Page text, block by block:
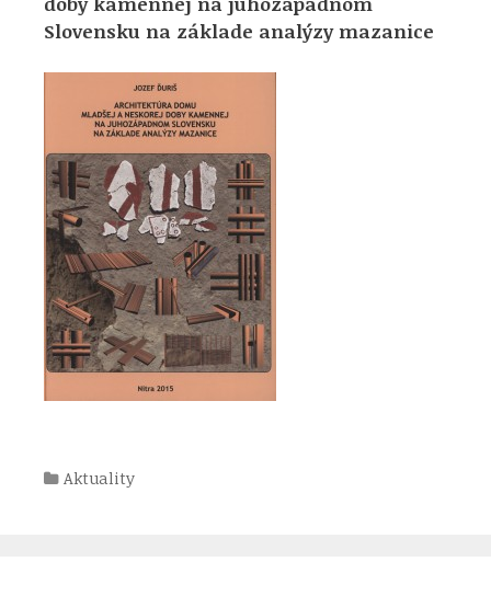
Slovensku na základe analýzy mazanice
Kategórie
Aktuality